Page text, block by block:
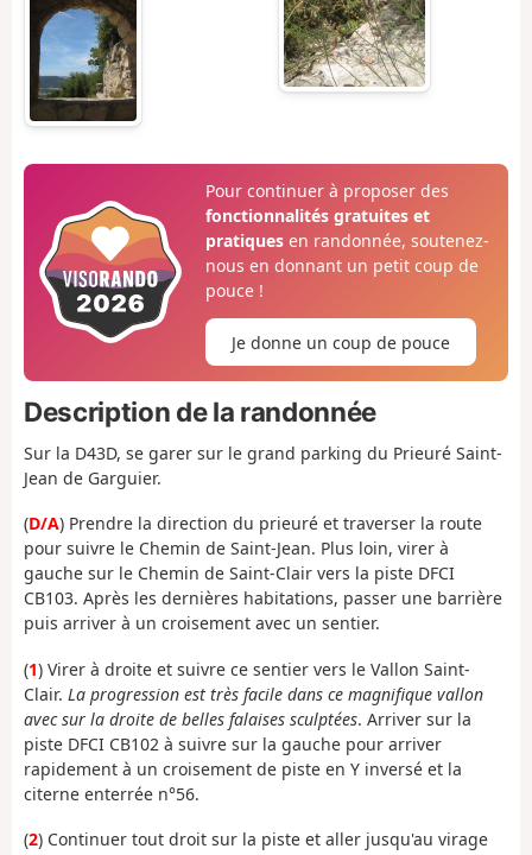
Pour continuer à proposer des
fonctionnalités gratuites et
pratiquesen randonnée, soutenez-
nous en donnant un petit coup de
pouce !
Je donne un coup de pouce
Description de la randonnée
Sur la D43D, se garer sur le grand parking du Prieuré Saint-
Jean de Garguier.
(D/A) Prendre la direction du prieuré et traverser la route
pour suivre le Chemin de Saint-Jean. Plus loin, virer à
gauche sur le Chemin de Saint-Clair vers la piste DFCI
CB103. Après les dernières habitations, passer une barrière
puis arriver à un croisement avec un sentier.
(1) Virer à droite et suivre ce sentier vers le Vallon Saint-
Clair. La progression est très facile dans ce magnifique vallon
avec sur la droite de belles falaises sculptées. Arriver sur la
piste DFCI CB102 à suivre sur la gauche pour arriver
rapidement à un croisement de piste en Y inversé et la
citerne enterrée n°56.
(2) Continuer tout droit sur la piste et aller jusqu'au virage